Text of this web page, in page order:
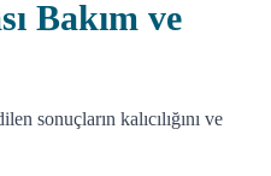
Bakım ve
sonuçların kalıcılığını ve